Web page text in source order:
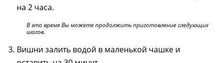
на 2 часа.
В это время Вы можете продолжить приготовление следующих
шагов.
Вишни залить водой в маленькой чашке и